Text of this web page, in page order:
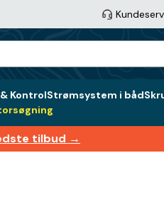
KontrolStrømsystem i båd
tilbud →